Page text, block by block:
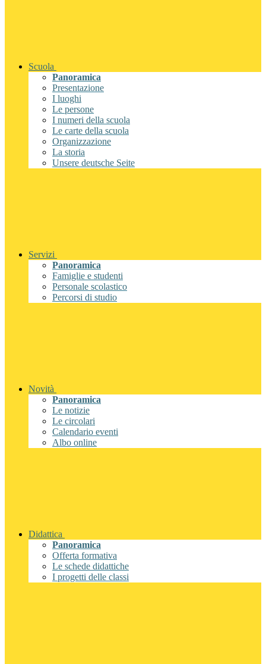
Scuola
Panoramica
Presentazione
I luoghi
Le persone
I numeri della scuola
Le carte della scuola
Organizzazione
La storia
Unsere deutsche Seite
Servizi
Panoramica
Famiglie e studenti
Personale scolastico
Percorsi di studio
Novità
Panoramica
Le notizie
Le circolari
Calendario eventi
Albo online
Didattica
Panoramica
Offerta formativa
Le schede didattiche
I progetti delle classi